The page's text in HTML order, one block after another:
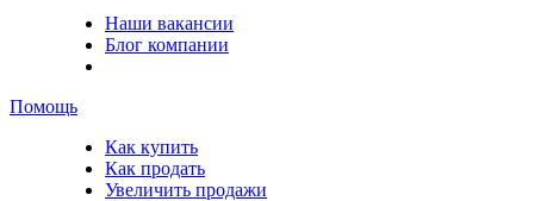
Наши вакансии
Блог компании
Помощь
Как купить
Как продать
Увеличить продажи